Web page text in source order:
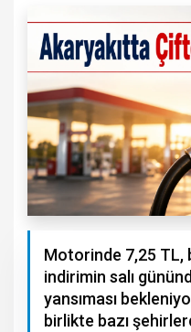
Motorinde 7,25 TL,
indirimin salı
yansıması
birlikte bazı